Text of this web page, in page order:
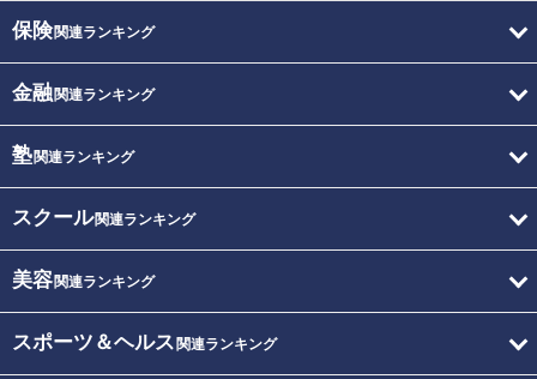
保険関連ランキング
金融関連ランキング
塾関連ランキング
スクール関連ランキング
美容関連ランキング
スポーツ＆ヘルス 関連ランキング